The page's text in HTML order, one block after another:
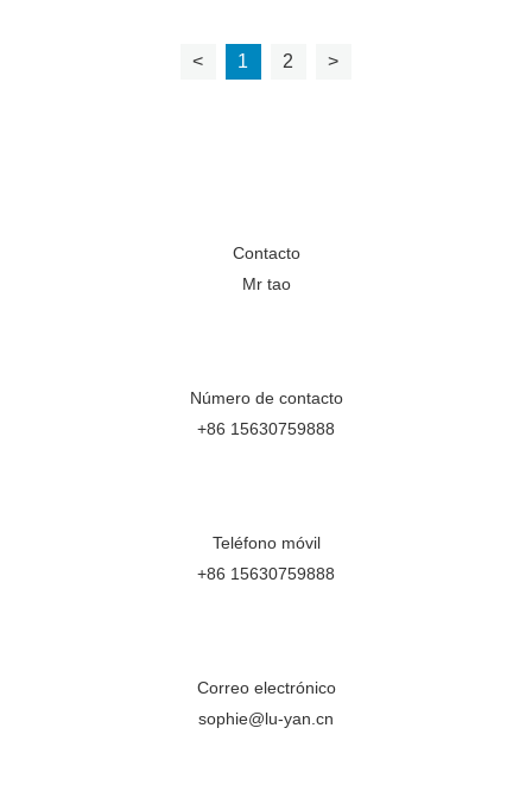
< 1 2 >
Contacto
Mr tao
Número de contacto
+86 15630759888
Teléfono móvil
+86 15630759888
Correo electrónico
sophie@lu-yan.cn